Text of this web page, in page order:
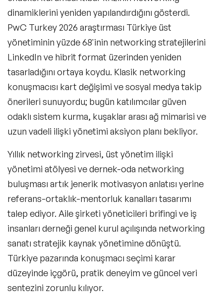
dinamiklerini yeniden yapılandırdığını gösterdi.
PwC Turkey 2026 araştırması Türkiye üst
yönetiminin yüzde 68'inin networking stratejilerini
LinkedIn ve hibrit format üzerinden yeniden
tasarladığını ortaya koydu. Klasik networking
konuşmacısı kart değişimi ve sosyal medya takip
önerileri sunuyordu; bugün katılımcılar güven
odaklı sistem kurma, kuşaklar arası ağ mimarisi ve
uzun vadeli ilişki yönetimi aksiyon planı bekliyor.
Yıllık networking zirvesi, üst yönetim ilişki
yönetimi atölyesi ve dernek-oda networking
buluşması artık jenerik motivasyon anlatısı yerine
referans-ortaklık-mentorluk kanalları tasarımı
talep ediyor. Aile şirketi yöneticileri brifingi ve iş
insanları derneği genel kurul açılışında networking
sanatı stratejik kaynak yönetimine dönüştü.
Türkiye pazarında konuşmacı seçimi karar
düzeyinde içgörü, pratik deneyim ve güncel veri
sentezini zorunlu kılıyor.